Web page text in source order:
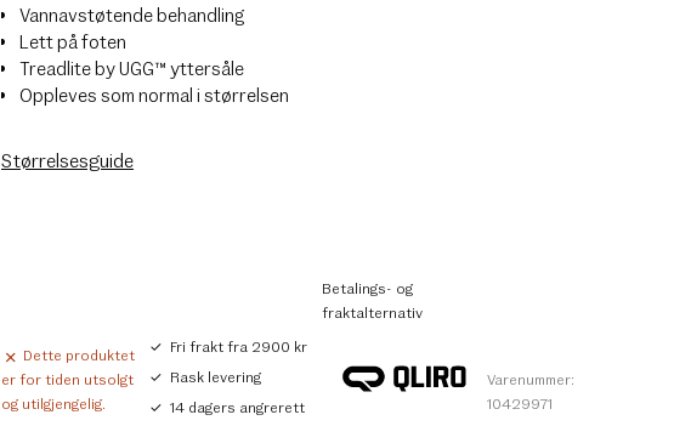
Vannavstøtende behandling
Lett på foten
Treadlite by UGG™ yttersåle
Oppleves som normal i størrelsen
Størrelsesguide
Dette produktet
er for tiden utsolgt
og utilgjengelig.
Fri frakt fra 2900 kr
Rask levering
14 dagers angrerett
Betalings- og
fraktalternativ
Varenummer:
10429971